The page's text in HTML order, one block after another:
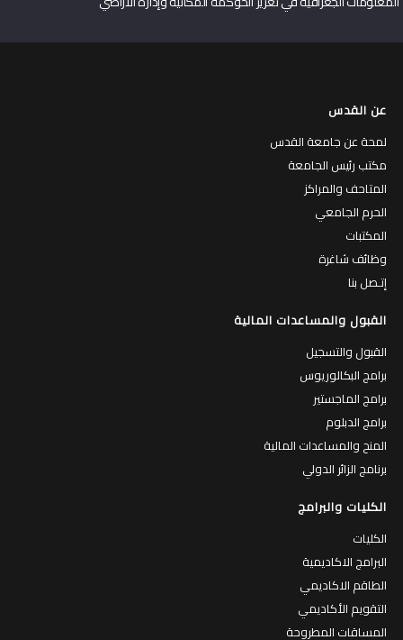
عن القدس
لمحة عن جامعة القدس
مكتب رئيس الجامعة
المتاحف والمراكز
الحرم الجامعي
المكتبات
وظائف شاغرة
إتـصل بنا
القبول والمساعدات المالية
القبول والتسجيل
برامج البكالوريوس
برامج الماجستير
برامج الدبلوم
المنح والمساعدات المالية
برنامج الزائر الدولي
الكليات والبرامج
الكليات
البرامج الاكاديمية
الطاقم الاكاديمي
التقويم الأكاديمي
المساقات المطروحة